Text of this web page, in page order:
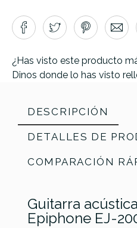
¿Has visto este producto
Dinos donde lo has visto
DESCRIPCIÓN
DETALLES DE
COMPARACIÓN
Guitarra
Epiphone EJ-